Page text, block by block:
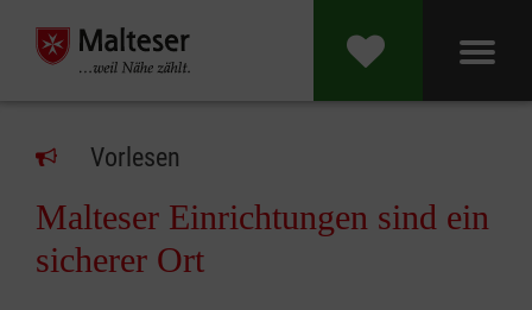
Vorlesen
Malteser Einrichtungen sind ein
sicherer Ort